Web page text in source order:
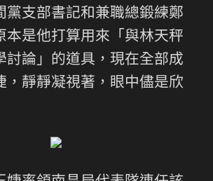
黨支部書記和兼職總鍛練鄭
本是他打算用來「與林天秤
討論」的道具，現在全部成
，靜靜凝視著，眼中儘是欣